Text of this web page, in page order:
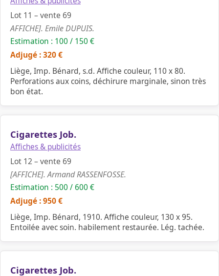
Lot 11 – vente 69
AFFICHE]. Emile DUPUIS.
Estimation : 100 / 150 €
Adjugé : 320 €
Liège, Imp. Bénard, s.d. Affiche couleur, 110 x 80.
Perforations aux coins, déchirure marginale, sinon très
bon état.
Cigarettes Job.
Affiches & publicités
Lot 12 – vente 69
[AFFICHE]. Armand RASSENFOSSE.
Estimation : 500 / 600 €
Adjugé : 950 €
Liège, Imp. Bénard, 1910. Affiche couleur, 130 x 95.
Entoilée avec soin. habilement restaurée. Lég. tachée.
Cigarettes Job.